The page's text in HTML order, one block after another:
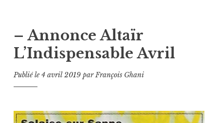
– Annonce Altaïr
L’Indispensable Avril
Publié le4 avril 2019 parFrançois Ghani